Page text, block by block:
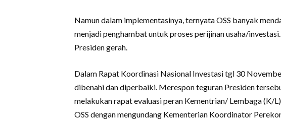
Namun dalam implementasinya, ternyata OSS banyak
menjadi penghambat untuk proses perijinan usaha/
Presiden gerah.
Dalam Rapat Koordinasi Nasional Investasi tgl 30
dibenahi dan diperbaiki. Merespon teguran Presiden
melakukan rapat evaluasi peran Kementrian/ Lembaga (K/
OSS dengan mengundang Kementerian Koordinator